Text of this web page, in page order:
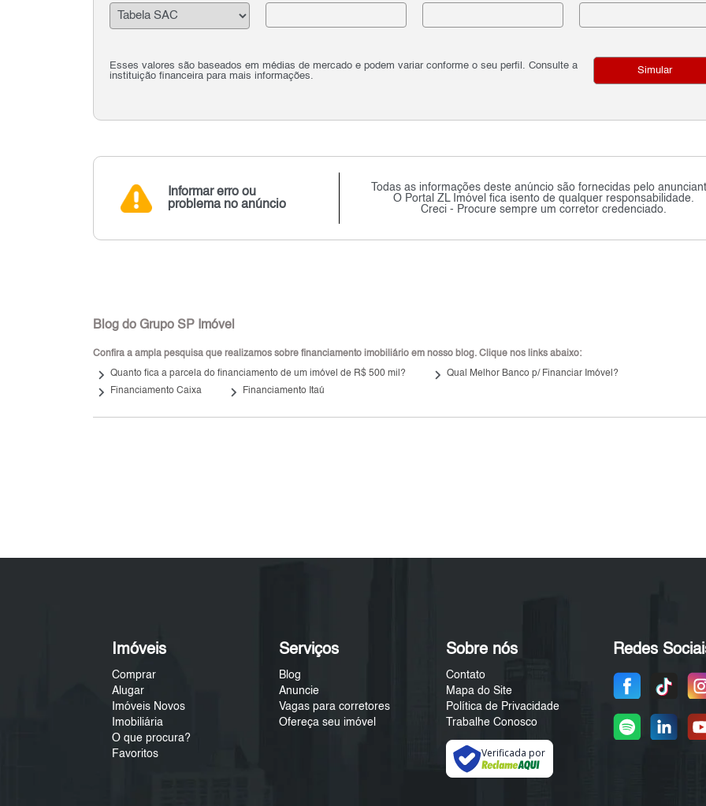
Esses valores são baseados em médias de mercado e podem variar conforme o seu perfil. Consulte a
instituição financeira para mais informações.
Simular
Informar erro ou
problema no anúncio
Todas as informações deste anúncio são fornecidas pelo
O Portal ZL Imóvel fica isento de qualquer responsabilidade.
Creci - Procure sempre um corretor credenciado.
Blog do Grupo SP Imóvel
Confira a ampla pesquisa que realizamos sobre financiamento imobiliário em nosso blog. Clique nos links abaixo:
keyboard_arrow_right Quanto fica a parcela do financiamento de um imóvel de R$ 500 mil? keyboard_arrow_right Qual Melhor Banco p/ Financiar Imóvel?
keyboard_arrow_right Financiamento Caixa keyboard_arrow_right Financiamento Itaú
Imóveis
Comprar
Alugar
Imóveis Novos
Imobiliária
O que procura?
Favoritos
Serviços
Blog
Anuncie
Vagas para corretores
Ofereça seu imóvel
Sobre nós
Contato
Mapa do Site
Política de Privacidade
Trabalhe Conosco
Verificada por
Redes